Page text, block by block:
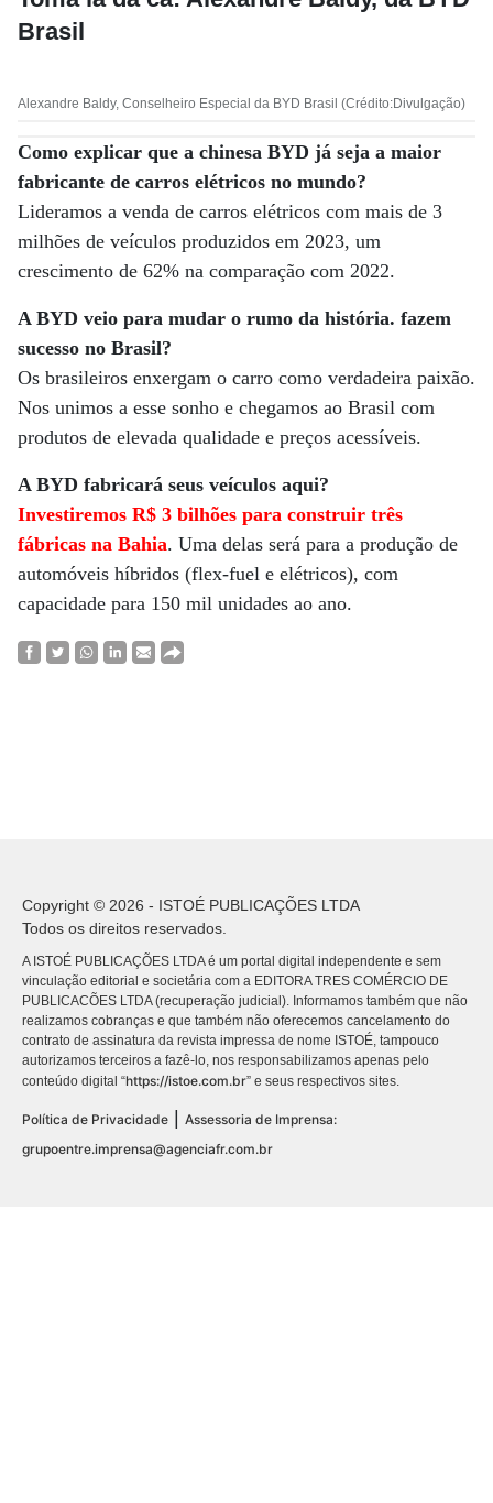
Brasil
Alexandre Baldy, Conselheiro Especial da BYD Brasil (Crédito:Divulgação)
Como explicar que a chinesa BYD já seja a maior
fabricante de carros elétricos no mundo?
Lideramos a venda de carros elétricos com mais de 3
milhões de veículos produzidos em 2023, um
crescimento de 62% na comparação com 2022.
A BYD veio para mudar o rumo da história. fazem
sucesso no Brasil?
Os brasileiros enxergam o carro como verdadeira paixão.
Nos unimos a esse sonho e chegamos ao Brasil com
produtos de elevada qualidade e preços acessíveis.
A BYD fabricará seus veículos aqui?
Investiremos R$ 3 bilhões para construir três
fábricas na Bahia. Uma delas será para a produção de
automóveis híbridos (flex-fuel e elétricos), com
capacidade para 150 mil unidades ao ano.
Copyright © 2026 - ISTOÉ PUBLICAÇÕES LTDA
Todos os direitos reservados.
A ISTOÉ PUBLICAÇÕES LTDA é um portal digital independente e sem
vinculação editorial e societária com a EDITORA TRES COMÉRCIO DE
PUBLICACÕES LTDA (recuperação judicial). Informamos também que não
realizamos cobranças e que também não oferecemos cancelamento do
contrato de assinatura da revista impressa de nome ISTOÉ, tampouco
autorizamos terceiros a fazê-lo, nos responsabilizamos apenas pelo
conteúdo digital “https://istoe.com.br” e seus respectivos sites.
Política de Privacidade
Assessoria de Imprensa:
grupoentre.imprensa@agenciafr.com.br